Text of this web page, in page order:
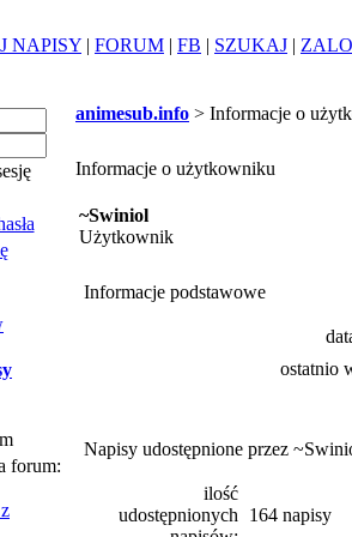
NAPISY | FORUM | FB | SZUKAJ |
forum:
animesub.info > Informacje o
Informacje o użytkowniku
~Swiniol
Użytkownik
Informacje podstawowe
ostatnio
Napisy udostępnione przez
ilość
udostępnionych
164 napisy